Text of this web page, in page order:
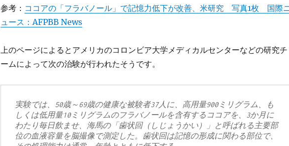
参考： ココアの「フラバノール」で記憶力低下が改善、米研究 写真1枚 国際
ュース：AFPBB News
上のページによるとアメリカのコロンビア大学メディカルセンターなどの研究チ
ームによって次の治験が行われたそうです。
実験では、50歳～69歳の健康な被験者37人に、高用量900ミリグラム、も
しくは低用量10ミリグラムのフラバノールを含有するココアを、3か月に
わたり毎日飲ませ、海馬の「歯状回（しじょうかい）」と呼ばれる主要部
位の血液容量を脳撮像で測定した。歯状回は記憶の形成に関わる部位で、